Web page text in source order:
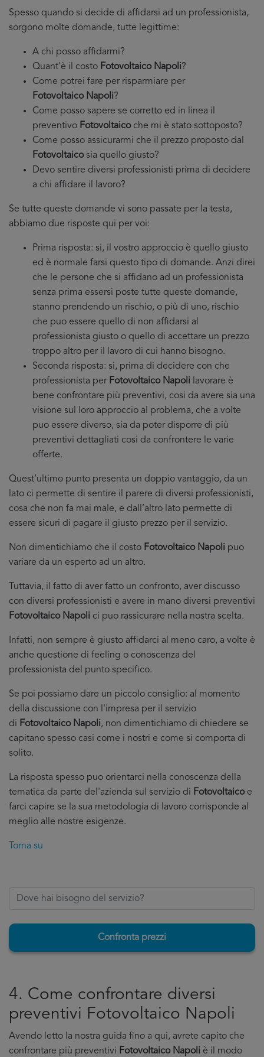
Spesso quando si decide di affidarsi ad un professionista,
sorgono molte domande, tutte legittime:
A chi posso affidarmi?
Quant'è il costo Fotovoltaico Napoli?
Come potrei fare per risparmiare per
Fotovoltaico Napoli?
Come posso sapere se corretto ed in linea il
preventivo Fotovoltaicoche mi è stato sottoposto?
Come posso assicurarmi che il prezzo proposto dal
Fotovoltaicosia quello giusto?
Devo sentire diversi professionisti prima di decidere
a chi affidare il lavoro?
Se tutte queste domande vi sono passate per la testa,
abbiamo due risposte qui per voi:
Prima risposta: si, il vostro approccio è quello giusto
ed è normale farsi questo tipo di domande. Anzi direi
che le persone che si affidano ad un professionista
senza prima essersi poste tutte queste domande,
stanno prendendo un rischio, o più di uno, rischio
che puo essere quello di non affidarsi al
professionista giusto o quello di accettare un prezzo
troppo altro per il lavoro di cui hanno bisogno.
Seconda risposta: si, prima di decidere con che
professionista per Fotovoltaico Napoli lavorare è
bene confrontare più preventivi, cosi da avere sia una
visione sul loro approccio al problema, che a volte
puo essere diverso, sia da poter disporre di più
preventivi dettagliati cosi da confrontere le varie
offerte.
Quest’ultimo punto presenta un doppio vantaggio, da un
lato ci permette di sentire il parere di diversi professionisti,
cosa che non fa mai male, e dall’altro lato permette di
essere sicuri di pagare il giusto prezzo per il servizio.
Non dimentichiamo che il costo Fotovoltaico Napoli puo
variare da un esperto ad un altro.
Tuttavia, il fatto di aver fatto un confronto, aver discusso
con diversi professionisti e avere in mano diversi preventivi
Fotovoltaico Napoli ci puo rassicurare nella nostra scelta.
Infatti, non sempre è giusto affidarci al meno caro, a volte è
anche questione di feeling o conoscenza del
professionista del punto specifico.
Se poi possiamo dare un piccolo consiglio: al momento
della discussione con l'impresa per il servizio
di Fotovoltaico Napoli, non dimentichiamo di chiedere se
capitano spesso casi come i nostri e come si comporta di
solito.
La risposta spesso puo orientarci nella conoscenza della
tematica da parte del'azienda sul servizio di Fotovoltaicoe
farci capire se la sua metodologia di lavoro corrisponde al
meglio alle nostre esigenze.
Torna su
Confronta prezzi
4. Come confrontare diversi
preventivi Fotovoltaico Napoli
Avendo letto la nostra guida fino a qui, avrete capito che
confrontare più preventivi Fotovoltaico Napoli è il modo